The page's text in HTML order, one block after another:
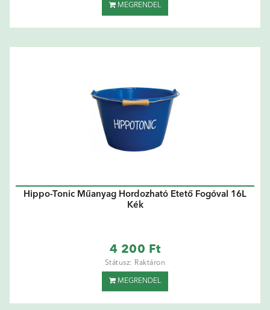
MEGRENDEL
Hippo-Tonic Műanyag Hordozható Etető Fogóval 16L
Kék
4 200 Ft
Státusz: Raktáron
MEGRENDEL